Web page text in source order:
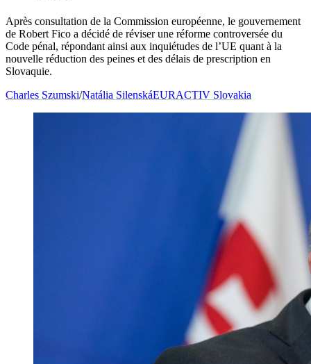
Après consultation de la Commission européenne, le gouvernement
de Robert Fico a décidé de réviser une réforme controversée du
Code pénal, répondant ainsi aux inquiétudes de l’UE quant à la
nouvelle réduction des peines et des délais de prescription en
Slovaquie.
Charles Szumski/Natália SilenskáEURACTIV Slovakia